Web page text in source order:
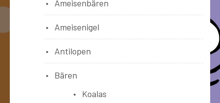
Ameisenbären
Ameisenigel
Antilopen
Bären
Koalas